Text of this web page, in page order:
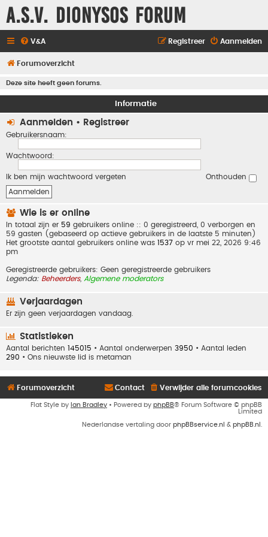
A.S.V. Dionysos Forum
V&A Aanmelden
Registreer
Forumoverzicht
Deze site heeft geen forums.
Informatie
Aanmelden • Registreer
Gebruikersnaam:
Wachtwoord:
Ik ben mijn wachtwoord vergeten Onthouden
Wie is er online
In totaal zijn er 59 gebruikers online :: 0 geregistreerd, 0 verborgen en
59 gasten (gebaseerd op actieve gebruikers in de laatste 5 minuten)
Het grootste aantal gebruikers online was 1537 op vr mei 22, 2026 9:46
pm
Geregistreerde gebruikers: Geen geregistreerde gebruikers
Legenda: Beheerders, Algemene moderators
Verjaardagen
Er zijn geen verjaardagen vandaag.
Statistieken
Aantal berichten 145015 • Aantal onderwerpen 3950 • Aantal leden
290 • Ons nieuwste lid is metaman
Forumoverzicht Verwijder alle forumcookies
Contact
Flat Style by Ian Bradley • Powered by phpBB® Forum Software © phpBB
Limited
Nederlandse vertaling door phpBBservice.nl & phpBB.nl